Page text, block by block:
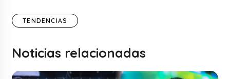
TENDENCIAS
Noticias relacionadas